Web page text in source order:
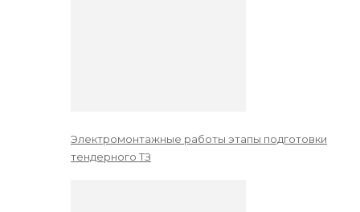
Электромонтажные работы этапы подготовки
тендерного ТЗ